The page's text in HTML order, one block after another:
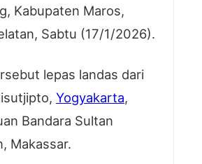
Kabupaten Maros,
Sabtu (17/1/2026).
lepas landas dari
Yogyakarta,
Bandara Sultan
Makassar.